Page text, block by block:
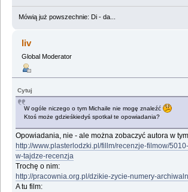
Mówią już powszechnie: Di - da...
liv
Global Moderator
Cytuj
W ogóle niczego o tym Michaile nie mogę znaleźć
Ktoś może gdzieśkiedyś spotkał te opowiadania?
Opowiadania, nie - ale można zobaczyć autora w
http://www.plasterlodzki.pl/fillm/recenzje-filmow/
w-tajdze-recenzja
Trochę o nim:
http://pracownia.org.pl/dzikie-zycie-numery-
A tu film: